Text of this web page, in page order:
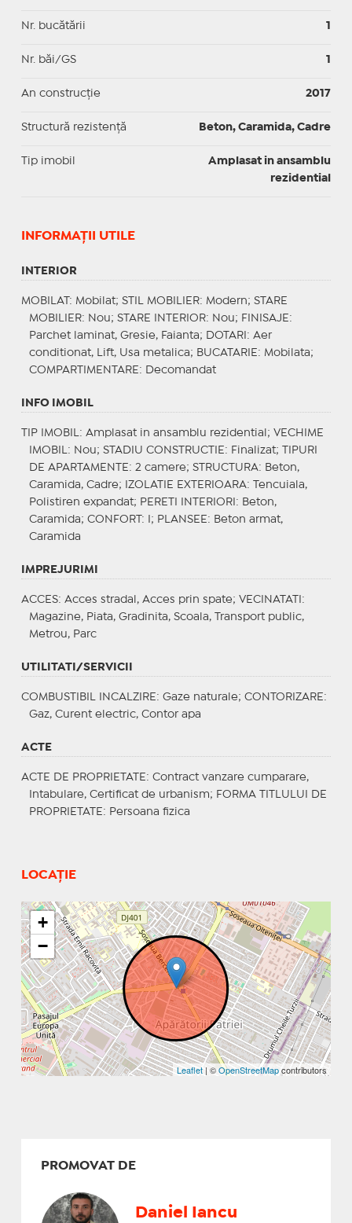
Nr. bucătării 1
Nr. băi/GS 1
An construcție 2017
Structură rezistență Beton, Caramida, Cadre
Tip imobil
Amplasat in ansamblu
rezidential
INFORMAŢII UTILE
INTERIOR
MOBILAT : Mobilat; STIL MOBILIER: Modern; STARE
MOBILIER: Nou; STARE INTERIOR: Nou; FINISAJE :
Parchet laminat, Gresie, Faianta;
DOTARI : Aer
conditionat, Lift, Usa metalica; BUCATARIE : Mobilata;
COMPARTIMENTARE : Decomandat
INFO IMOBIL
TIP IMOBIL : Amplasat in ansamblu rezidential; VECHIME
IMOBIL : Nou; STADIU CONSTRUCTIE : Finalizat;
TIPURI
DE APARTAMENTE : 2 camere; STRUCTURA: Beton,
Caramida, Cadre;
IZOLATIE EXTERIOARA: Tencuiala,
Polistiren expandat; PERETI INTERIORI : Beton,
Caramida; CONFORT : I; PLANSEE : Beton armat,
Caramida
IMPREJURIMI
ACCES: Acces stradal, Acces prin spate; VECINATATI :
Magazine, Piata, Gradinita, Scoala, Transport public,
Metrou, Parc
UTILITATI/SERVICII
COMBUSTIBIL INCALZIRE : Gaze naturale; CONTORIZARE :
Gaz, Curent electric, Contor apa
ACTE
ACTE DE PROPRIETATE : Contract vanzare cumparare,
Intabulare, Certificat de urbanism; FORMA TITLULUI DE
PROPRIETATE : Persoana fizica
LOCAȚIE
+
−
Leaflet | ©OpenStreetMapcontributors
PROMOVAT DE
Daniel Iancu